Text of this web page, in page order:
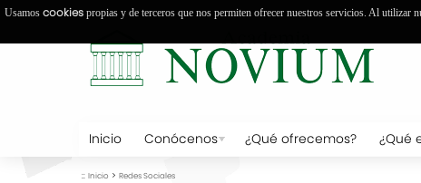
Inicio Conócenos ¿Qué ofrecemos? ¿Qué
:: Inicio > Redes Sociales
Usamos cookies propias y de terceros que nos permiten ofrecer nuestros servicios. Al utilizar